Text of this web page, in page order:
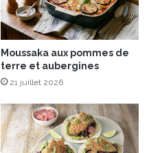
Moussaka aux pommes de
terre et aubergines
21 juillet 2026